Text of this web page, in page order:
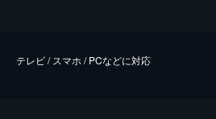
テレビ / スマホ / PCなどに対応